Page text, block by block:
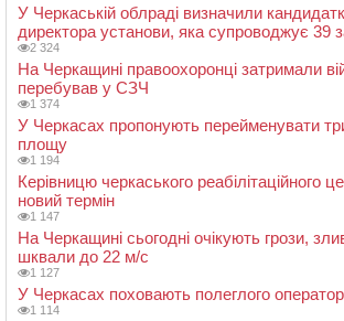
У Черкаській облраді визначили
директора установи, яка супроводжує 39
2 324
На Черкащині правоохоронці затримали
перебував у СЗЧ
1 374
У Черкасах пропонують перейменувати
площу
1 194
Керівницю черкаського реабілітаційного
новий термін
1 147
На Черкащині сьогодні очікують грози,
шквали до 22 м/с
1 127
У Черкасах поховають полеглого
1 114